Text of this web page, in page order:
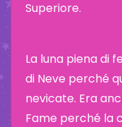
Superiore.
La luna piena di
di Neve perché
nevicate. Era
Fame perché la